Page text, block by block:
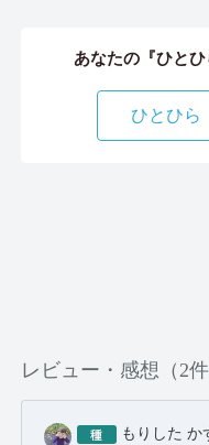
あなたの『ひとひ
ひとひら
レビュー・感想（2件
もりした か